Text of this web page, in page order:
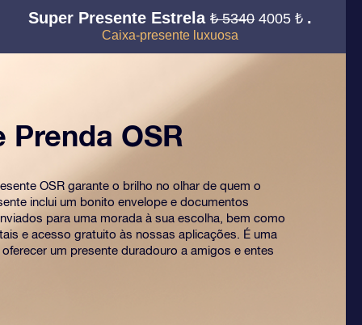
Super Presente Estrela₺ 5340 4005 ₺ .
Caixa-presente luxuosa
Prenda OSR
OSR garante o brilho no olhar de quem o
inclui um bonito envelope e documentos
para uma morada à sua escolha, bem como
e acesso gratuito às nossas aplicações. É uma
um presente duradouro a amigos e entes